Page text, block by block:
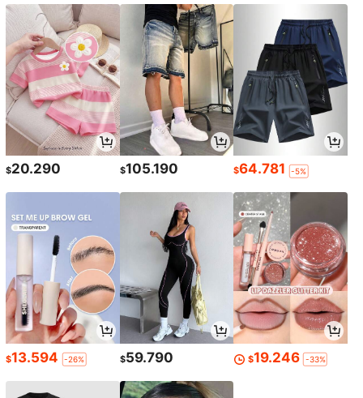
$20.290 $105.190 $64.781 -5%
$13.594 -26% $59.790 $19.246 -33%